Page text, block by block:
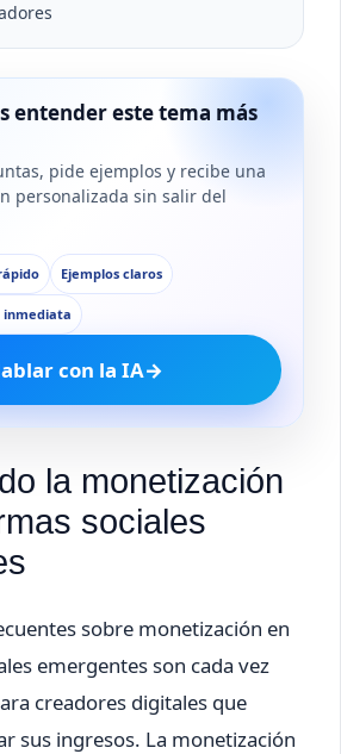
entender este tema más
pide ejemplos y recibe una
personalizada sin salir del
Ejemplos claros
inmediata
con la IA→
la monetización
sociales
sobre monetización en
emergentes son cada vez
creadores digitales que
sus ingresos. La monetización